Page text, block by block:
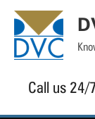
Call us 24/7